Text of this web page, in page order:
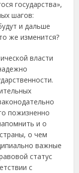
государства»,
шагов:
и дальше
же изменится?
власти
пожизненно
и о
о чем
важные
статус
с